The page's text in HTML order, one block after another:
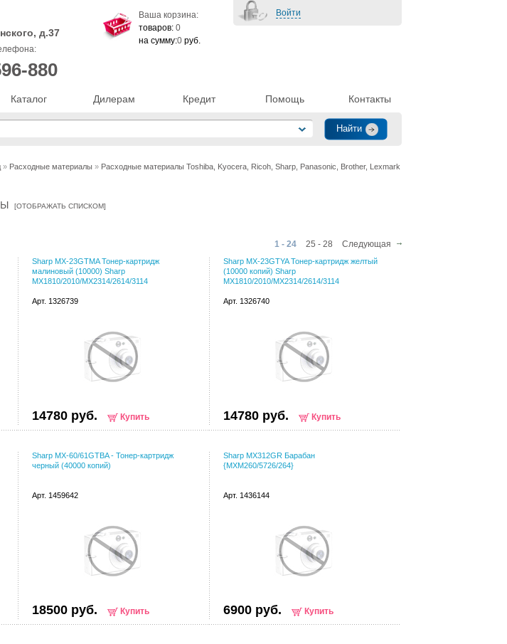
Каталог Дилерам Кредит Помощь Контакты
д.37
880
Войти
Ваша корзина:
товаров: 0
на сумму:0 руб.
» Расходные материалы » Расходные материалы Toshiba, Kyocera, Ricoh, Sharp, Panasonic, Brother, Lexmark
[ОТОБРАЖАТЬ СПИСКОМ]
1 - 24 25 - 28 Следующая
Sharp MX-23GTMA Тонер-картридж
малиновый (10000) Sharp
MX1810/2010/MX2314/2614/3114
Арт. 1326739
14780 руб. Купить
Sharp MX-23GTYA Тонер-картридж желтый
(10000 копий) Sharp
MX1810/2010/MX2314/2614/3114
Арт. 1326740
14780 руб. Купить
Sharp MX-60/61GTBA - Тонер-картридж
черный (40000 копий)
Арт. 1459642
18500 руб. Купить
Sharp MX312GR Барабан
{MXM260/5726/264}
Арт. 1436144
6900 руб. Купить